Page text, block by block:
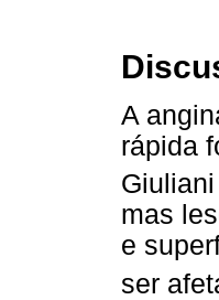
A
rápida
mas
e
ser